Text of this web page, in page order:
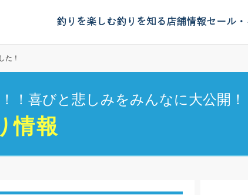
釣りを楽しむ釣りを知る店舗情報セール・
た！
！喜びと悲しみをみんなに大公開！
情報